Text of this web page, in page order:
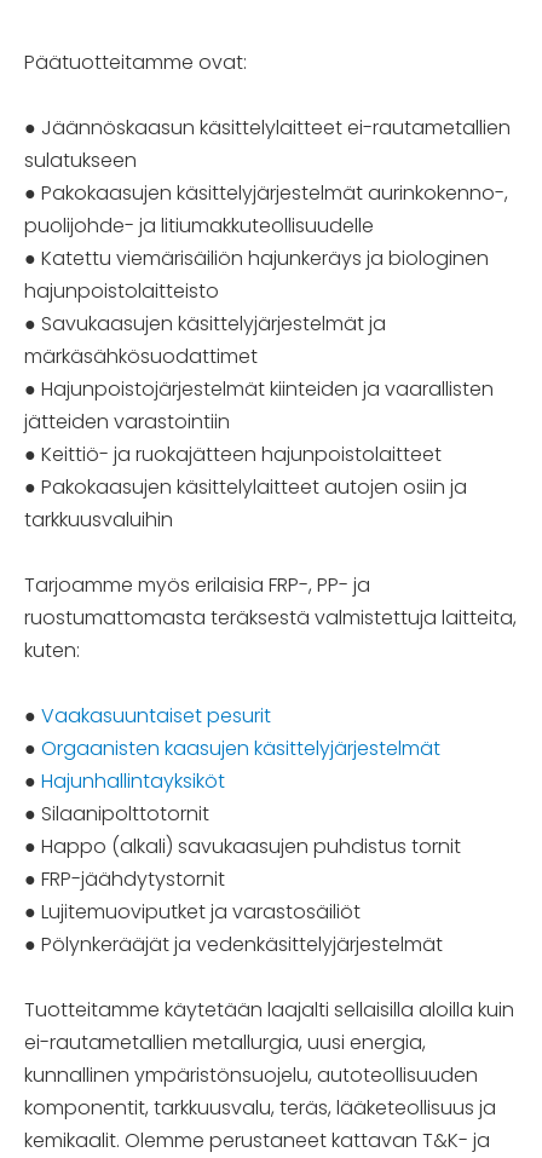
Päätuotteitamme ovat:
● Jäännöskaasun käsittelylaitteet ei-rautametallien
sulatukseen
● Pakokaasujen käsittelyjärjestelmät aurinkokenno-,
puolijohde- ja litiumakkuteollisuudelle
● Katettu viemärisäiliön hajunkeräys ja biologinen
hajunpoistolaitteisto
● Savukaasujen käsittelyjärjestelmät ja
märkäsähkösuodattimet
● Hajunpoistojärjestelmät kiinteiden ja vaarallisten
jätteiden varastointiin
● Keittiö- ja ruokajätteen hajunpoistolaitteet
● Pakokaasujen käsittelylaitteet autojen osiin ja
tarkkuusvaluihin
Tarjoamme myös erilaisia ​​FRP-, PP- ja
ruostumattomasta teräksestä valmistettuja laitteita,
kuten:
● Vaakasuuntaiset pesurit
● Orgaanisten kaasujen käsittelyjärjestelmät
● Hajunhallintayksiköt
● Silaanipolttotornit
● Happo (alkali) savukaasujen puhdistus tornit
● FRP-jäähdytystornit
● Lujitemuoviputket ja varastosäiliöt
● Pölynkerääjät ja vedenkäsittelyjärjestelmät
Tuotteitamme käytetään laajalti sellaisilla aloilla kuin
ei-rautametallien metallurgia, uusi energia,
kunnallinen ympäristönsuojelu, autoteollisuuden
komponentit, tarkkuusvalu, teräs, lääketeollisuus ja
kemikaalit. Olemme perustaneet kattavan T&K- ja